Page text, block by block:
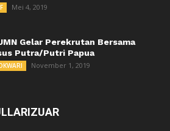
Mei 4, 2019
Gelar Perekrutan Bersama
Putra/Putri Papua
November 1, 2019